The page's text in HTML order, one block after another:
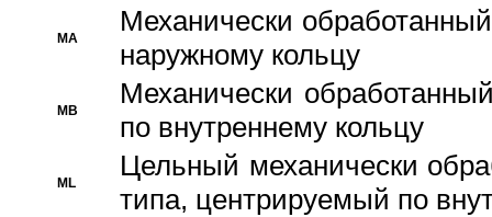
MA
Механически
наружному кольцу
MB
Механически
по внутреннему кольцу
ML
Цельный механически
типа, центрируемый по